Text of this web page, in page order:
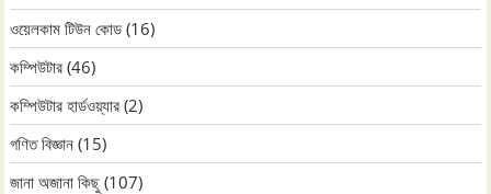
ওয়েলকাম টিউন কোড (16)
কম্পিউটার (46)
কম্পিউটার হার্ডওয়্যার (2)
গণিত বিজ্ঞান (15)
জানা অজানা কিছু (107)